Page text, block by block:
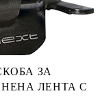
ЗА
ЛЕНТА С